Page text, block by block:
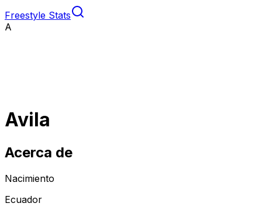
Freestyle Stats
A
Avila
Acerca de
Nacimiento
Ecuador